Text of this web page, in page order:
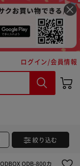
ログイン/会員情報
絞り込む
ODB-800カ